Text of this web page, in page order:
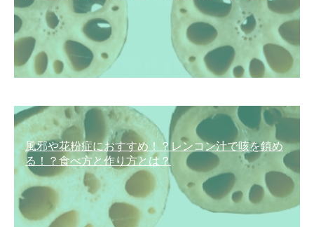
風邪や花粉症におすすめ！？レンコン汁で咳を鎮め
る！？食べ方と作り方とは？